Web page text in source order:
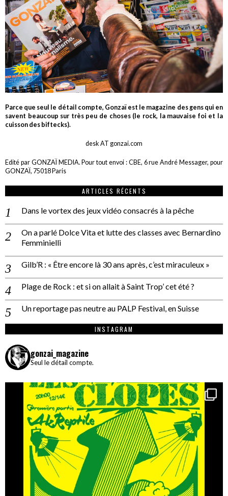
Parce que seul le détail compte, Gonzaï est le magazine des gens qui en
savent beaucoup sur très peu de choses (le rock, la mauvaise foi et la
cuisson des biftecks).
desk AT gonzai.com
Edité par GONZAÏ MEDIA. Pour tout envoi : CBE, 6 rue André Messager, pour
GONZAÏ, 75018 Paris
ARTICLES RÉCENTS
Dans le vortex des jeux vidéo consacrés à la pêche
On a parlé Dolce Vita et lutte des classes avec Bernardino
Femminielli
Gilb’R : « Être encore là 30 ans après, c’est miraculeux »
Plage de Rock : et si on allait à Saint Trop’ cet été ?
Un reportage pas neutre au PALP Festival, en Suisse
INSTAGRAM
gonzai_magazine
Seul le détail compte.